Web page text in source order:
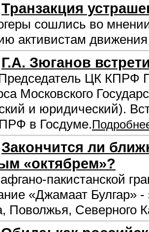
Транзакция
сошлись во
активистам
Г.А. Зюганов
ЦК КПРФ
Московского
и юридический).
в Госдуме.
Закончится ли
«октябрем»?
пакистанской
«Джамаат Булгар»
Поволжья, Северного